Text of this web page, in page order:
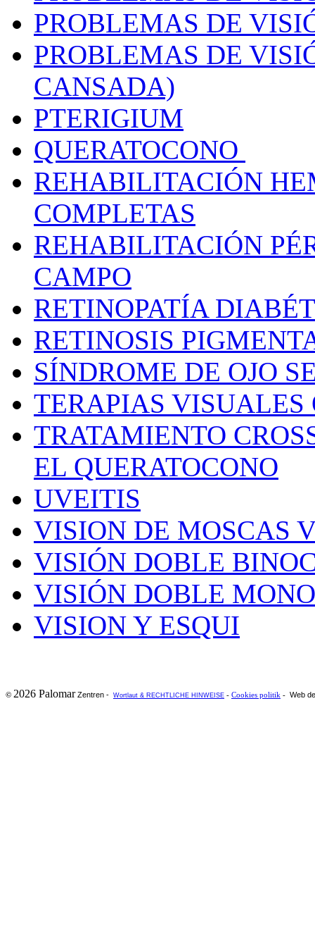
PROBLEMAS DE
PROBLEMAS DE
CANSADA)
PTERIGIUM
QUERATOCONO
REHABILITACIÓN
COMPLETAS
REHABILITACIÓN
CAMPO
RETINOPATÍA
RETINOSIS
SÍNDROME DE OJO
TERAPIAS VISUALES
TRATAMIENTO
EL QUERATOCONO
UVEITIS
VISION DE MOSCAS
VISIÓN DOBLE
VISIÓN DOBLE
VISION Y ESQUI
© 2026 PalomarZentren - Wortlaut & RECHTLICHE HINWEISE - Cookies politik - Web